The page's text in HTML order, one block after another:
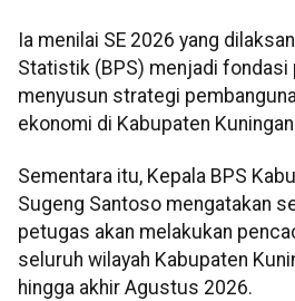
Ia menilai SE 2026 yang
Statistik (BPS) menjadi fondasi
menyusun strategi
ekonomi di Kabupaten
Sementara itu, Kepala BPS
Sugeng Santoso mengatakan
petugas akan melakukan
seluruh wilayah Kabupaten
hingga akhir Agustus 2026.